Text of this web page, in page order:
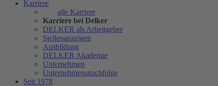
Karriere
alle Karriere
Karriere bei Delker
DELKER als Arbeitgeber
Stellenanzeigen
Ausbildung
DELKER Akademie
Unternehmen
Unternehmensnachfolge
Seit 1978